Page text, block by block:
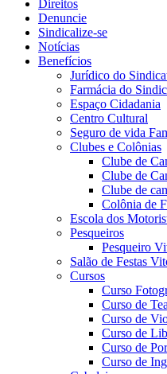
Direitos
Denuncie
Sindicalize-se
Notícias
Benefícios
Jurídico do
Farmácia do
Espaço Cidadania
Centro Cultural
Seguro de vida
Clubes e Colônias
Clube de
Clube de
Clube de
Colônia de
Escola dos
Pesqueiros
Pesqueiro
Salão de Festas
Cursos
Curso
Curso de
Curso de
Curso de
Curso de
Curso de